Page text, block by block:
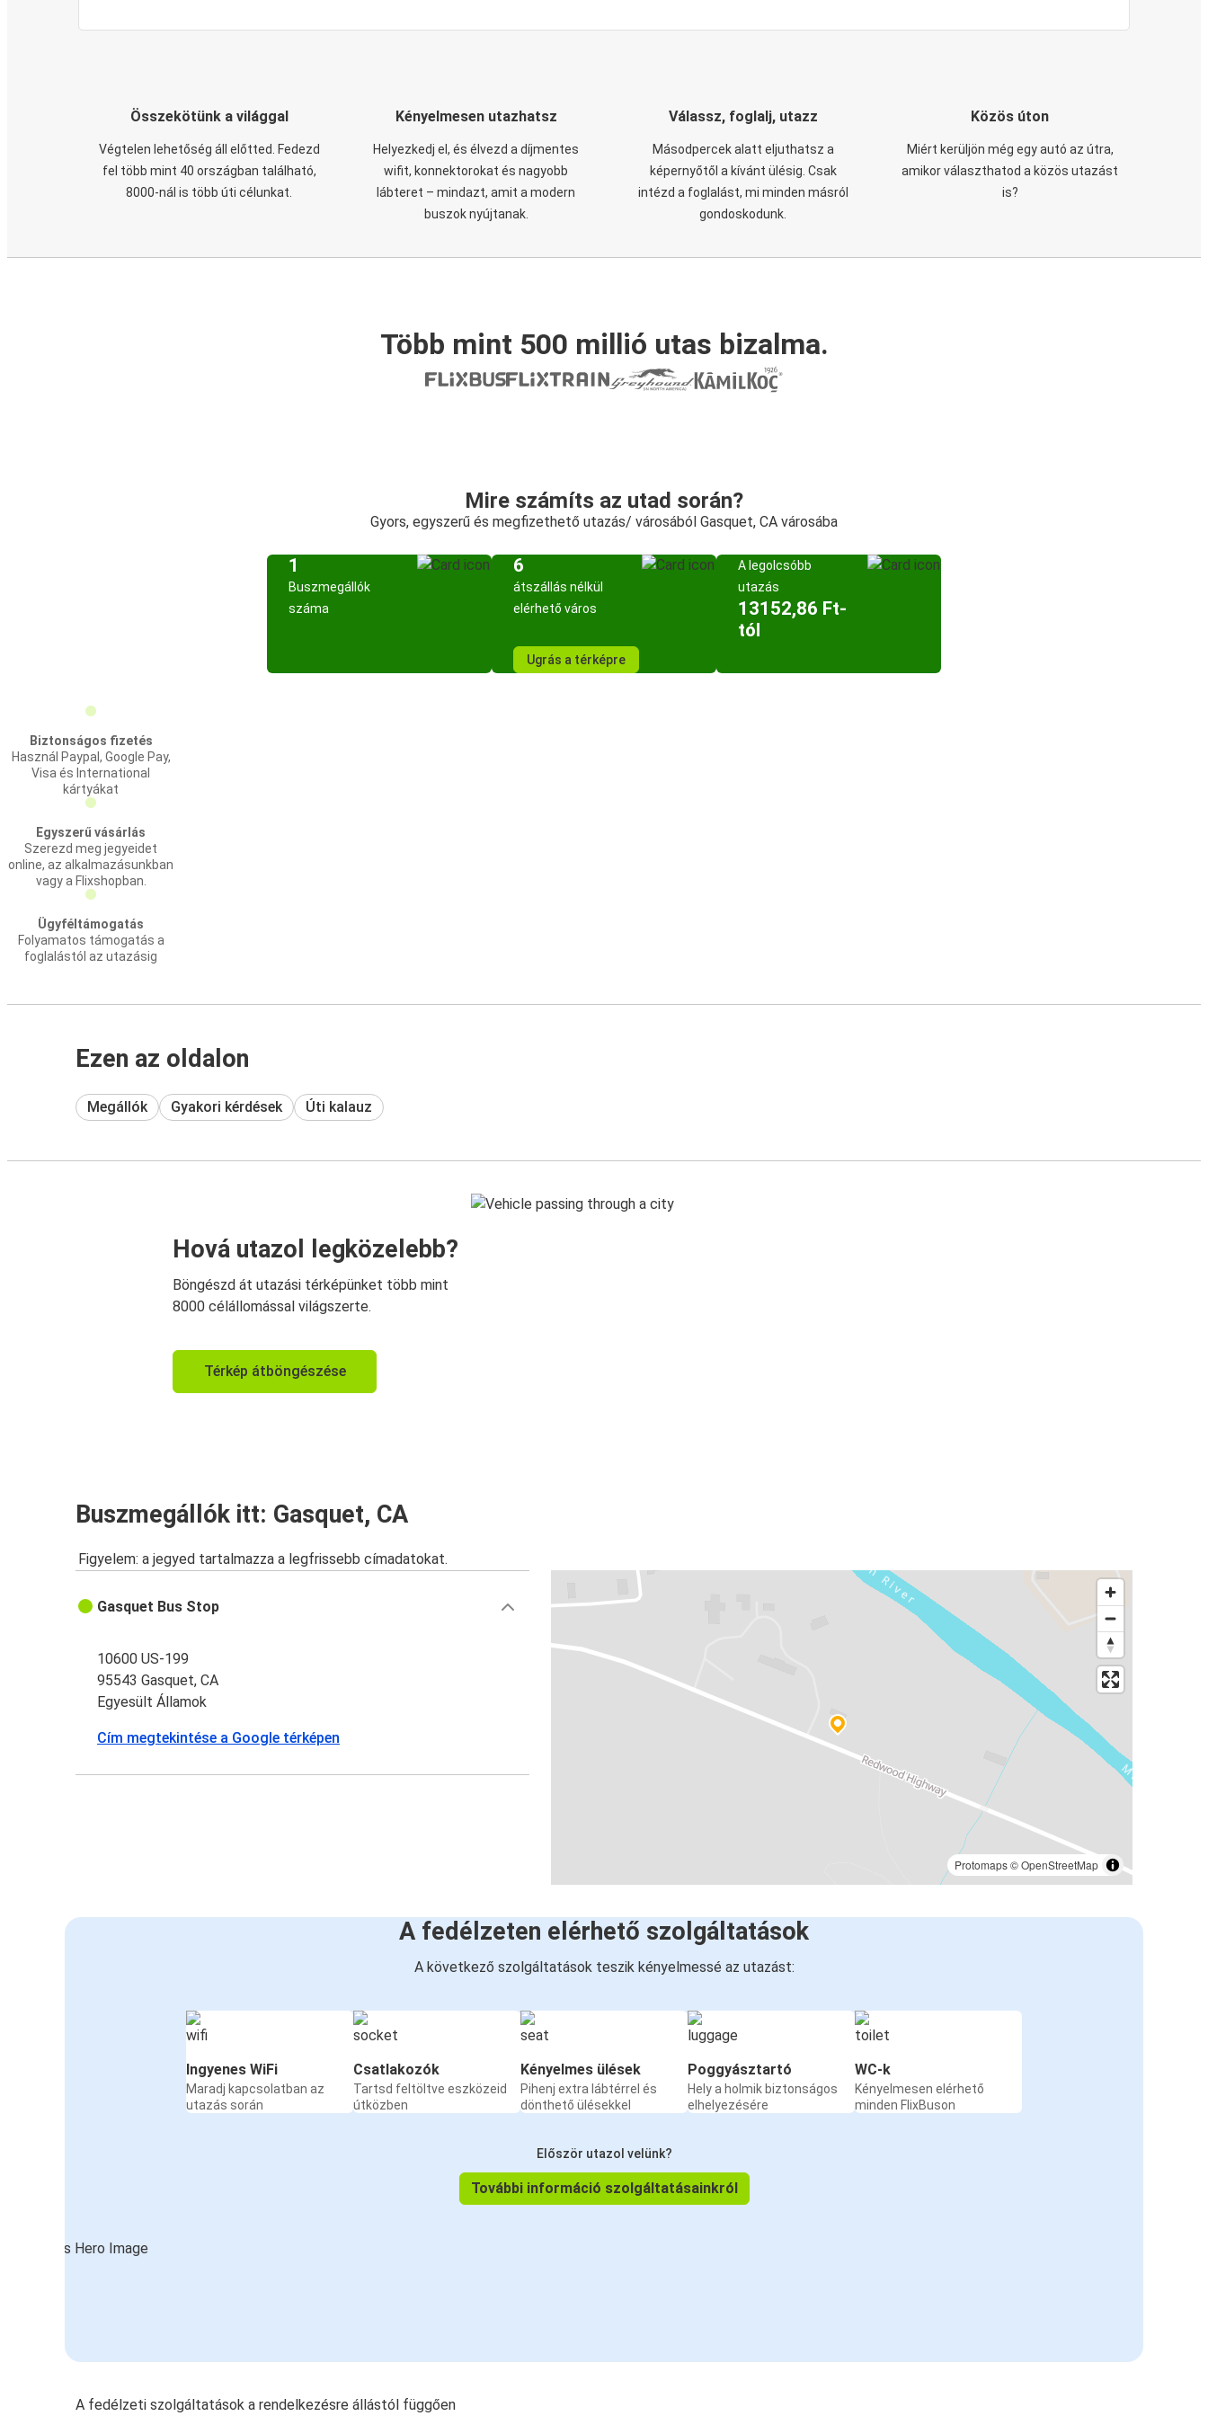
Összekötünk a világgal
Végtelen lehetőség áll előtted. Fedezd
fel több mint 40 országban található,
8000-nál is több úti célunkat.
Kényelmesen utazhatsz
Helyezkedj el, és élvezd a díjmentes
wifit, konnektorokat és nagyobb
lábteret – mindazt, amit a modern
buszok nyújtanak.
Válassz, foglalj, utazz
Másodpercek alatt eljuthatsz a
képernyőtől a kívánt ülésig. Csak
intézd a foglalást, mi minden másról
gondoskodunk.
Közös úton
Miért kerüljön még egy autó az útra,
amikor választhatod a közös utazást
is?
Több mint 500 millió utas bizalma.
Mire számíts az utad során?
Gyors, egyszerű és megfizethető utazás/ városából Gasquet, CA városába
1
Buszmegállók
száma
6
átszállás nélkül
elérhető város
Ugrás a térképre
A legolcsóbb
utazás
13152,86 Ft-
tól
Biztonságos fizetés
Használ Paypal, Google Pay,
Visa és International
kártyákat
Egyszerű vásárlás
Szerezd meg jegyeidet
online, az alkalmazásunkban
vagy a Flixshopban.
Ügyféltámogatás
Folyamatos támogatás a
foglalástól az utazásig
Ezen az oldalon
Megállók Gyakori kérdések Úti kalauz
Hová utazol legközelebb?
Böngészd át utazási térképünket több mint
8000 célállomással világszerte.
Térkép átböngészése
Buszmegállók itt: Gasquet, CA
Figyelem: a jegyed tartalmazza a legfrissebb címadatokat.
Protomaps©OpenStreetMap
Gasquet Bus Stop
10600 US-199
95543 Gasquet, CA
Egyesült Államok
Cím megtekintése a Google térképen
A fedélzeten elérhető szolgáltatások
A következő szolgáltatások teszik kényelmessé az utazást:
Ingyenes WiFi
Maradj kapcsolatban az
utazás során
Csatlakozók
Tartsd feltöltve eszközeid
útközben
Kényelmes ülések
Pihenj extra lábtérrel és
dönthető ülésekkel
Poggyásztartó
Hely a holmik biztonságos
elhelyezésére
WC-k
Kényelmesen elérhető
minden FlixBuson
Először utazol velünk?
További információ szolgáltatásainkról
A fedélzeti szolgáltatások a rendelkezésre állástól függően